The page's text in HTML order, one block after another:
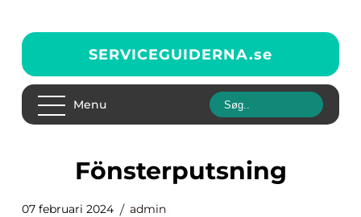
SERVICEGUIDERNA.se
Menu
Fönsterputsning
07 februari 2024 admin